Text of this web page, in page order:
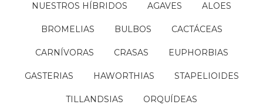
NUESTROS HÍBRIDOS AGAVES ALOES
BROMELIAS BULBOS CACTÁCEAS
CARNÍVORAS CRASAS EUPHORBIAS
GASTERIAS HAWORTHIAS STAPELIOIDES
TILLANDSIAS ORQUÍDEAS